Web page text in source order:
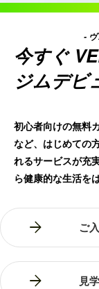
今すぐ
- ヴ
ジムデビ
初心者向けの無料
など、はじめての
れるサービスが充
ら健康的な生活を
ご
見